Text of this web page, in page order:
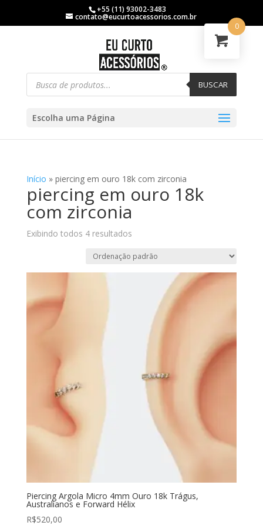
+55 (11) 93002-3483
contato@eucurtoacessorios.com.br
BUSCAR
Escolha uma Página
Início » piercing em ouro 18k com zirconia
piercing em ouro 18k
com zirconia
Exibindo todos 4 resultados
Piercing Argola Micro 4mm Ouro 18k Trágus,
Australianos e Forward Hélix
R$520,00
0